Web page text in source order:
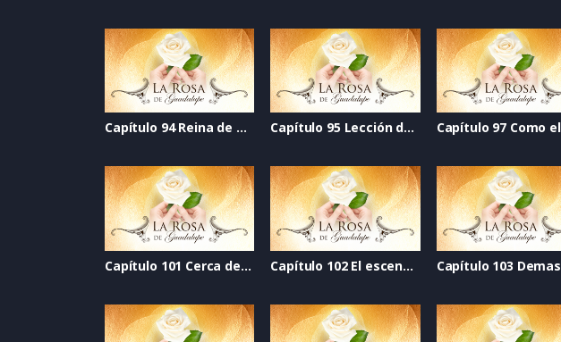
Capítulo 94 Reina de belleza Capítulo 95 Lección de amor Capítulo 97 Como
Capítulo 101 Cerca del corazón Capítulo 102 El escenario de la vida